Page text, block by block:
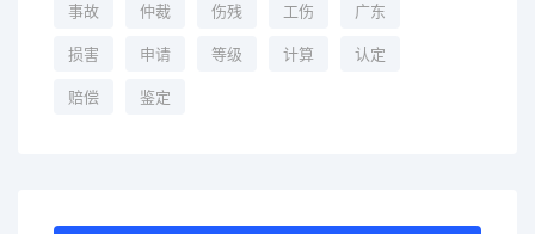
事故 仲裁 伤残 工伤 广东
损害 申请 等级 计算 认定
赔偿 鉴定